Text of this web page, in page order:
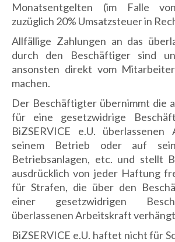
Monatsentgelten (im Falle
zuzüglich 20% Umsatzsteuer in
Allfällige Zahlungen an das
durch den Beschäftiger sind
ansonsten direkt vom
machen.
Der Beschäftigter übernimmt die
für eine gesetzwidrige
BiZSERVICE e.U.
seinem Betrieb oder auf
Betriebsanlagen, etc. und stellt
ausdrücklich von jeder Haftung
für Strafen, die über den
einer gesetzwidrigen
überlassenen Arbeitskraft
BiZSERVICE e.U. haftet nicht für